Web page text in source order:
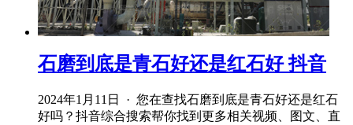
石磨到底是青石好还是红石好 抖音
2024年1月11日 · 您在查找石磨到底是青石好还是红石
好吗？抖音综合搜索帮你找到更多相关视频、图文、直